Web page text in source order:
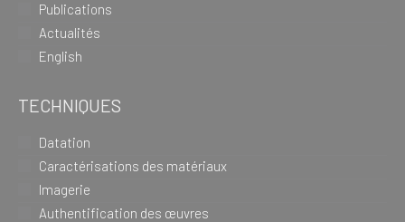
Publications
Actualités
English
TECHNIQUES
Datation
Caractérisations des matériaux
Imagerie
Authentification des œuvres